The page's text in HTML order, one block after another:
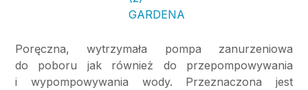
Poręczna, wytrzymała pompa zanurzeniowa
do poboru jak również do przepompowywania
i wypompowywania wody. Przeznaczona jest